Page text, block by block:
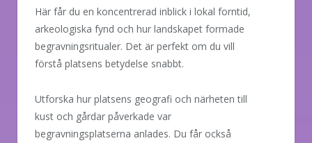
Här får du en koncentrerad inblick i lokal forntid,
arkeologiska fynd och hur landskapet formade
begravningsritualer. Det är perfekt om du vill
förstå platsens betydelse snabbt.
Utforska hur platsens geografi och närheten till
kust och gårdar påverkade var
begravningsplatserna anlades. Du får också